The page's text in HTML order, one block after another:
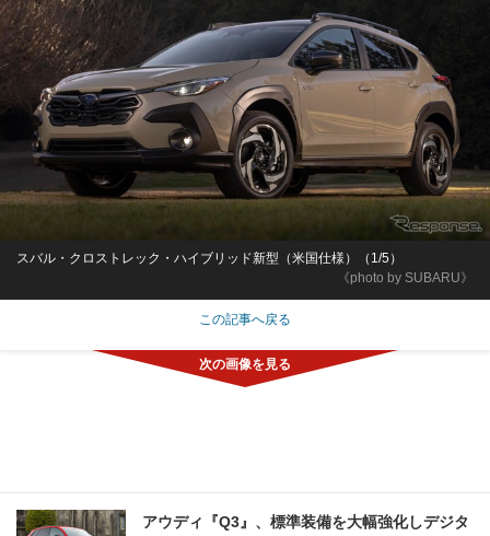
《photo by SUBARU》
スバル・クロストレック・ハイブリッド新型（米国仕様）（1/5）
この記事へ戻る
アウディ『Q3』、標準装備を大幅強化しデジタ